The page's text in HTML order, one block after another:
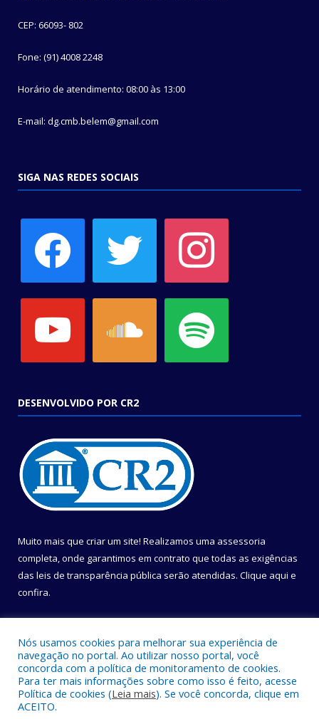
CEP: 66093- 802
Fone: (91) 4008 2248
Horário de atendimento: 08:00 às 13:00
E-mail: dg.cmb.belem@gmail.com
SIGA NAS REDES SOCIAIS
DESENVOLVIDO POR CR2
Muito mais que criar um site! Realizamos uma assessoria
completa, onde garantimos em contrato que todas as exigências
das leis de transparência pública serão atendidas. Clique aqui e
confira.
Todos os direitos reservados a Câmara Municipal de Belém.
Nós usamos cookies para melhorar sua experiência de
navegação no portal. Ao utilizar nosso portal, você
concorda com a política de monitoramento de cookies.
Para ter mais informações sobre como isso é feito, acesse
Política de cookies (Leia mais). Se você concorda, clique em
ACEITO.